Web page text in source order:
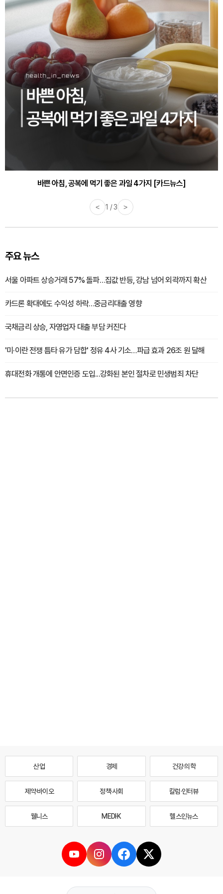
바쁜 아침, 공복에 먹기 좋은 과일 4가지 [카드뉴스]
30대부터 유병률 2배...여자에게 꼭 필요한 검사는? [카드뉴스]
< 1 / 3 >
주요 뉴스
서울 아파트 상승거래 57% 돌파…집값 반등, 강남 넘어 외곽까지 확산
카드론 확대에도 수익성 하락…중금리대출 영향
국채금리 상승, 자영업자 대출 부담 커진다
'미·이란 전쟁 틈타 유가 담합' 정유 4사 기소…파급 효과 26조 원 달해
휴대전화 개통에 안면인증 도입...강화된 본인 절차로 민생범죄 차단
산업 경제 건강·의학
제약·바이오 정책·사회 칼럼·인터뷰
웰니스 MEDI·K 헬스인뉴스